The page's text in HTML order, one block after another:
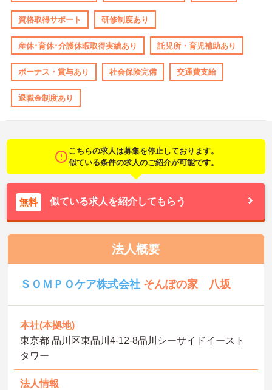
資格取得サポート 研修制度あり
産休･育休･介護休暇取得実績あり 託児所・育児補助あり
ボーナス・賞与あり 社会保険完備 交通費支給
退職金制度あり
こちらの求人は募集を停止しております。
似ている条件の求人のご紹介が可能です。
無料 似ている求人を紹介してもらう
法人概要
ＳＯＭＰＯケア株式会社 そんぽの家 八坂
本社(本拠地)
東京都 品川区東品川4-12-8品川シーサイドイースト
タワー
法人情報